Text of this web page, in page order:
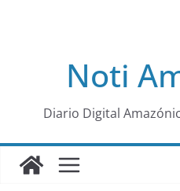
al
Noti
Diario Digital